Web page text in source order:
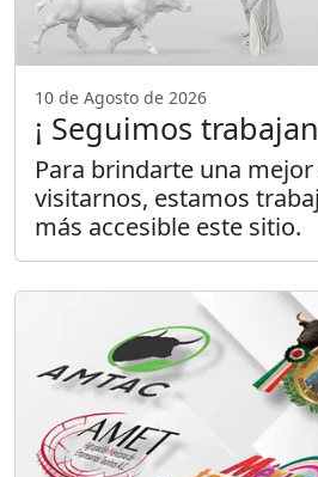
10 de Agosto de 2026
¡ Seguimos
Para brindarte una
visitarnos, estamos
más accesible este sitio.